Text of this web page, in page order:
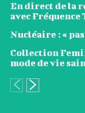
En direct de la
avec Fréquence
Nucléaire : «
Collection
mode de vie